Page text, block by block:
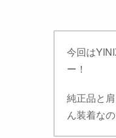
今回は
ー！
純正品と
ん装着なの